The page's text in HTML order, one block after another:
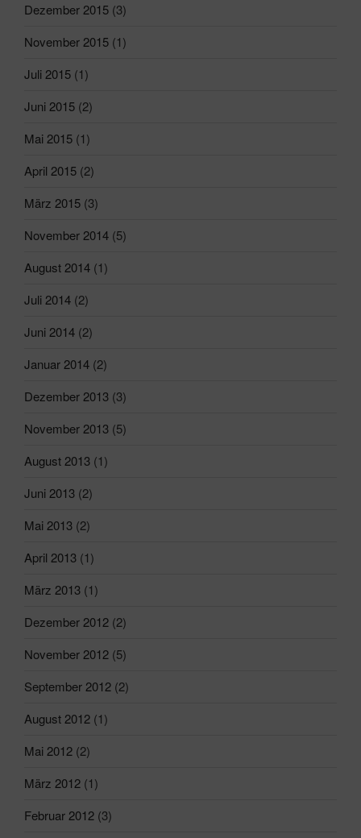
Dezember 2015 (3)
November 2015 (1)
Juli 2015 (1)
Juni 2015 (2)
Mai 2015 (1)
April 2015 (2)
März 2015 (3)
November 2014 (5)
August 2014 (1)
Juli 2014 (2)
Juni 2014 (2)
Januar 2014 (2)
Dezember 2013 (3)
November 2013 (5)
August 2013 (1)
Juni 2013 (2)
Mai 2013 (2)
April 2013 (1)
März 2013 (1)
Dezember 2012 (2)
November 2012 (5)
September 2012 (2)
August 2012 (1)
Mai 2012 (2)
März 2012 (1)
Februar 2012 (3)